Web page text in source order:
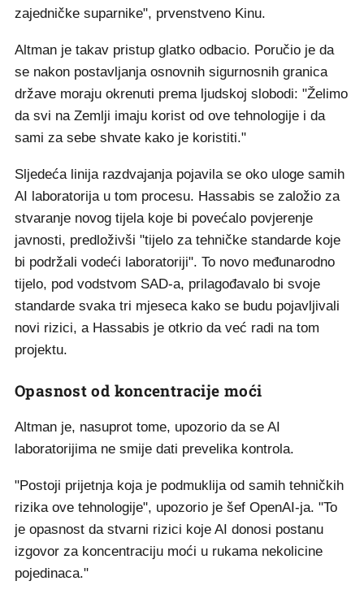
zajedničke suparnike", prvenstveno Kinu.
Altman je takav pristup glatko odbacio. Poručio je da
se nakon postavljanja osnovnih sigurnosnih granica
države moraju okrenuti prema ljudskoj slobodi: "Želimo
da svi na Zemlji imaju korist od ove tehnologije i da
sami za sebe shvate kako je koristiti."
Sljedeća linija razdvajanja pojavila se oko uloge samih
AI laboratorija u tom procesu. Hassabis se založio za
stvaranje novog tijela koje bi povećalo povjerenje
javnosti, predloživši "tijelo za tehničke standarde koje
bi podržali vodeći laboratoriji". To novo međunarodno
tijelo, pod vodstvom SAD-a, prilagođavalo bi svoje
standarde svaka tri mjeseca kako se budu pojavljivali
novi rizici, a Hassabis je otkrio da već radi na tom
projektu.
Opasnost od koncentracije moći
Altman je, nasuprot tome, upozorio da se AI
laboratorijima ne smije dati prevelika kontrola.
"Postoji prijetnja koja je podmuklija od samih tehničkih
rizika ove tehnologije", upozorio je šef OpenAI-ja. "To
je opasnost da stvarni rizici koje AI donosi postanu
izgovor za koncentraciju moći u rukama nekolicine
pojedinaca."